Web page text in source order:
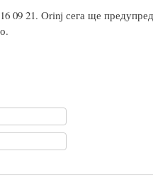
09 21. Orinj сега ще